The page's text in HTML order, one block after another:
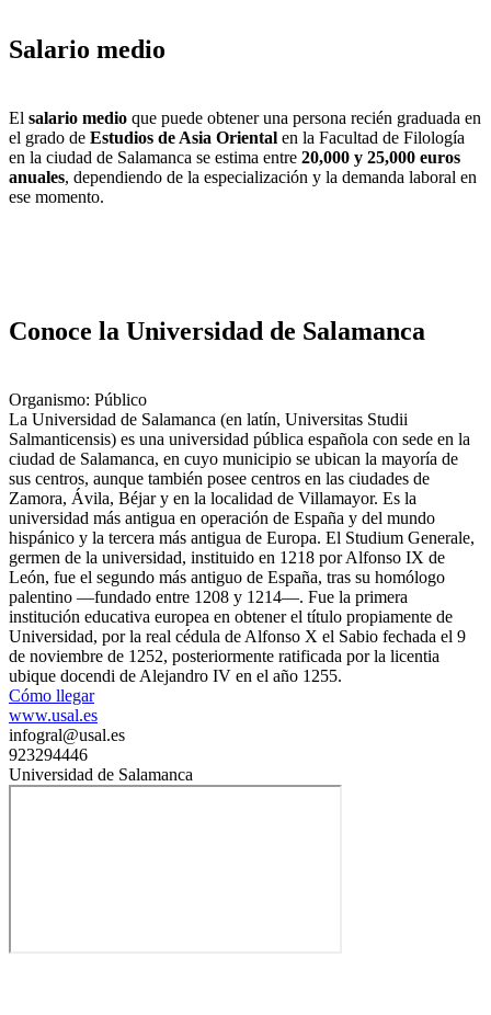
Salario medio
El salario medio que puede obtener una persona recién graduada en
el grado de Estudios de Asia Oriental en la Facultad de Filología
en la ciudad de Salamanca se estima entre 20,000 y 25,000 euros
anuales, dependiendo de la especialización y la demanda laboral en
ese momento.
Conoce la Universidad de Salamanca
Organismo: Público
La Universidad de Salamanca (en latín, Universitas Studii
Salmanticensis) es una universidad pública española con sede en la
ciudad de Salamanca, en cuyo municipio se ubican la mayoría de
sus centros, aunque también posee centros en las ciudades de
Zamora, Ávila, Béjar y en la localidad de Villamayor. Es la
universidad más antigua en operación de España y del mundo
hispánico y la tercera más antigua de Europa. El Studium Generale,
germen de la universidad, instituido en 1218 por Alfonso IX de
León, fue el segundo más antiguo de España, tras su homólogo
palentino —fundado entre 1208 y 1214—. Fue la primera
institución educativa europea en obtener el título propiamente de
Universidad, por la real cédula de Alfonso X el Sabio fechada el 9
de noviembre de 1252, posteriormente ratificada por la licentia
ubique docendi de Alejandro IV en el año 1255.
Cómo llegar
www.usal.es
infogral@usal.es
923294446
Universidad de Salamanca